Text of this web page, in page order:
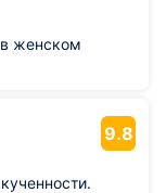
еще.
женском
9.8